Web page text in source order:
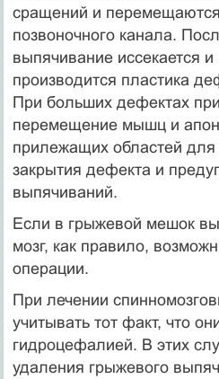
сращений и
позвоночного канала.
выпячивание иссекается
производится пластика
При больших дефектах
перемещение мышц и
прилежащих областей для
закрытия дефекта и
выпячиваний.
Если в грыжевой мешок
мозг, как правило,
операции.
При лечении
учитывать тот факт, что
гидроцефалией. В этих
удаления грыжевого